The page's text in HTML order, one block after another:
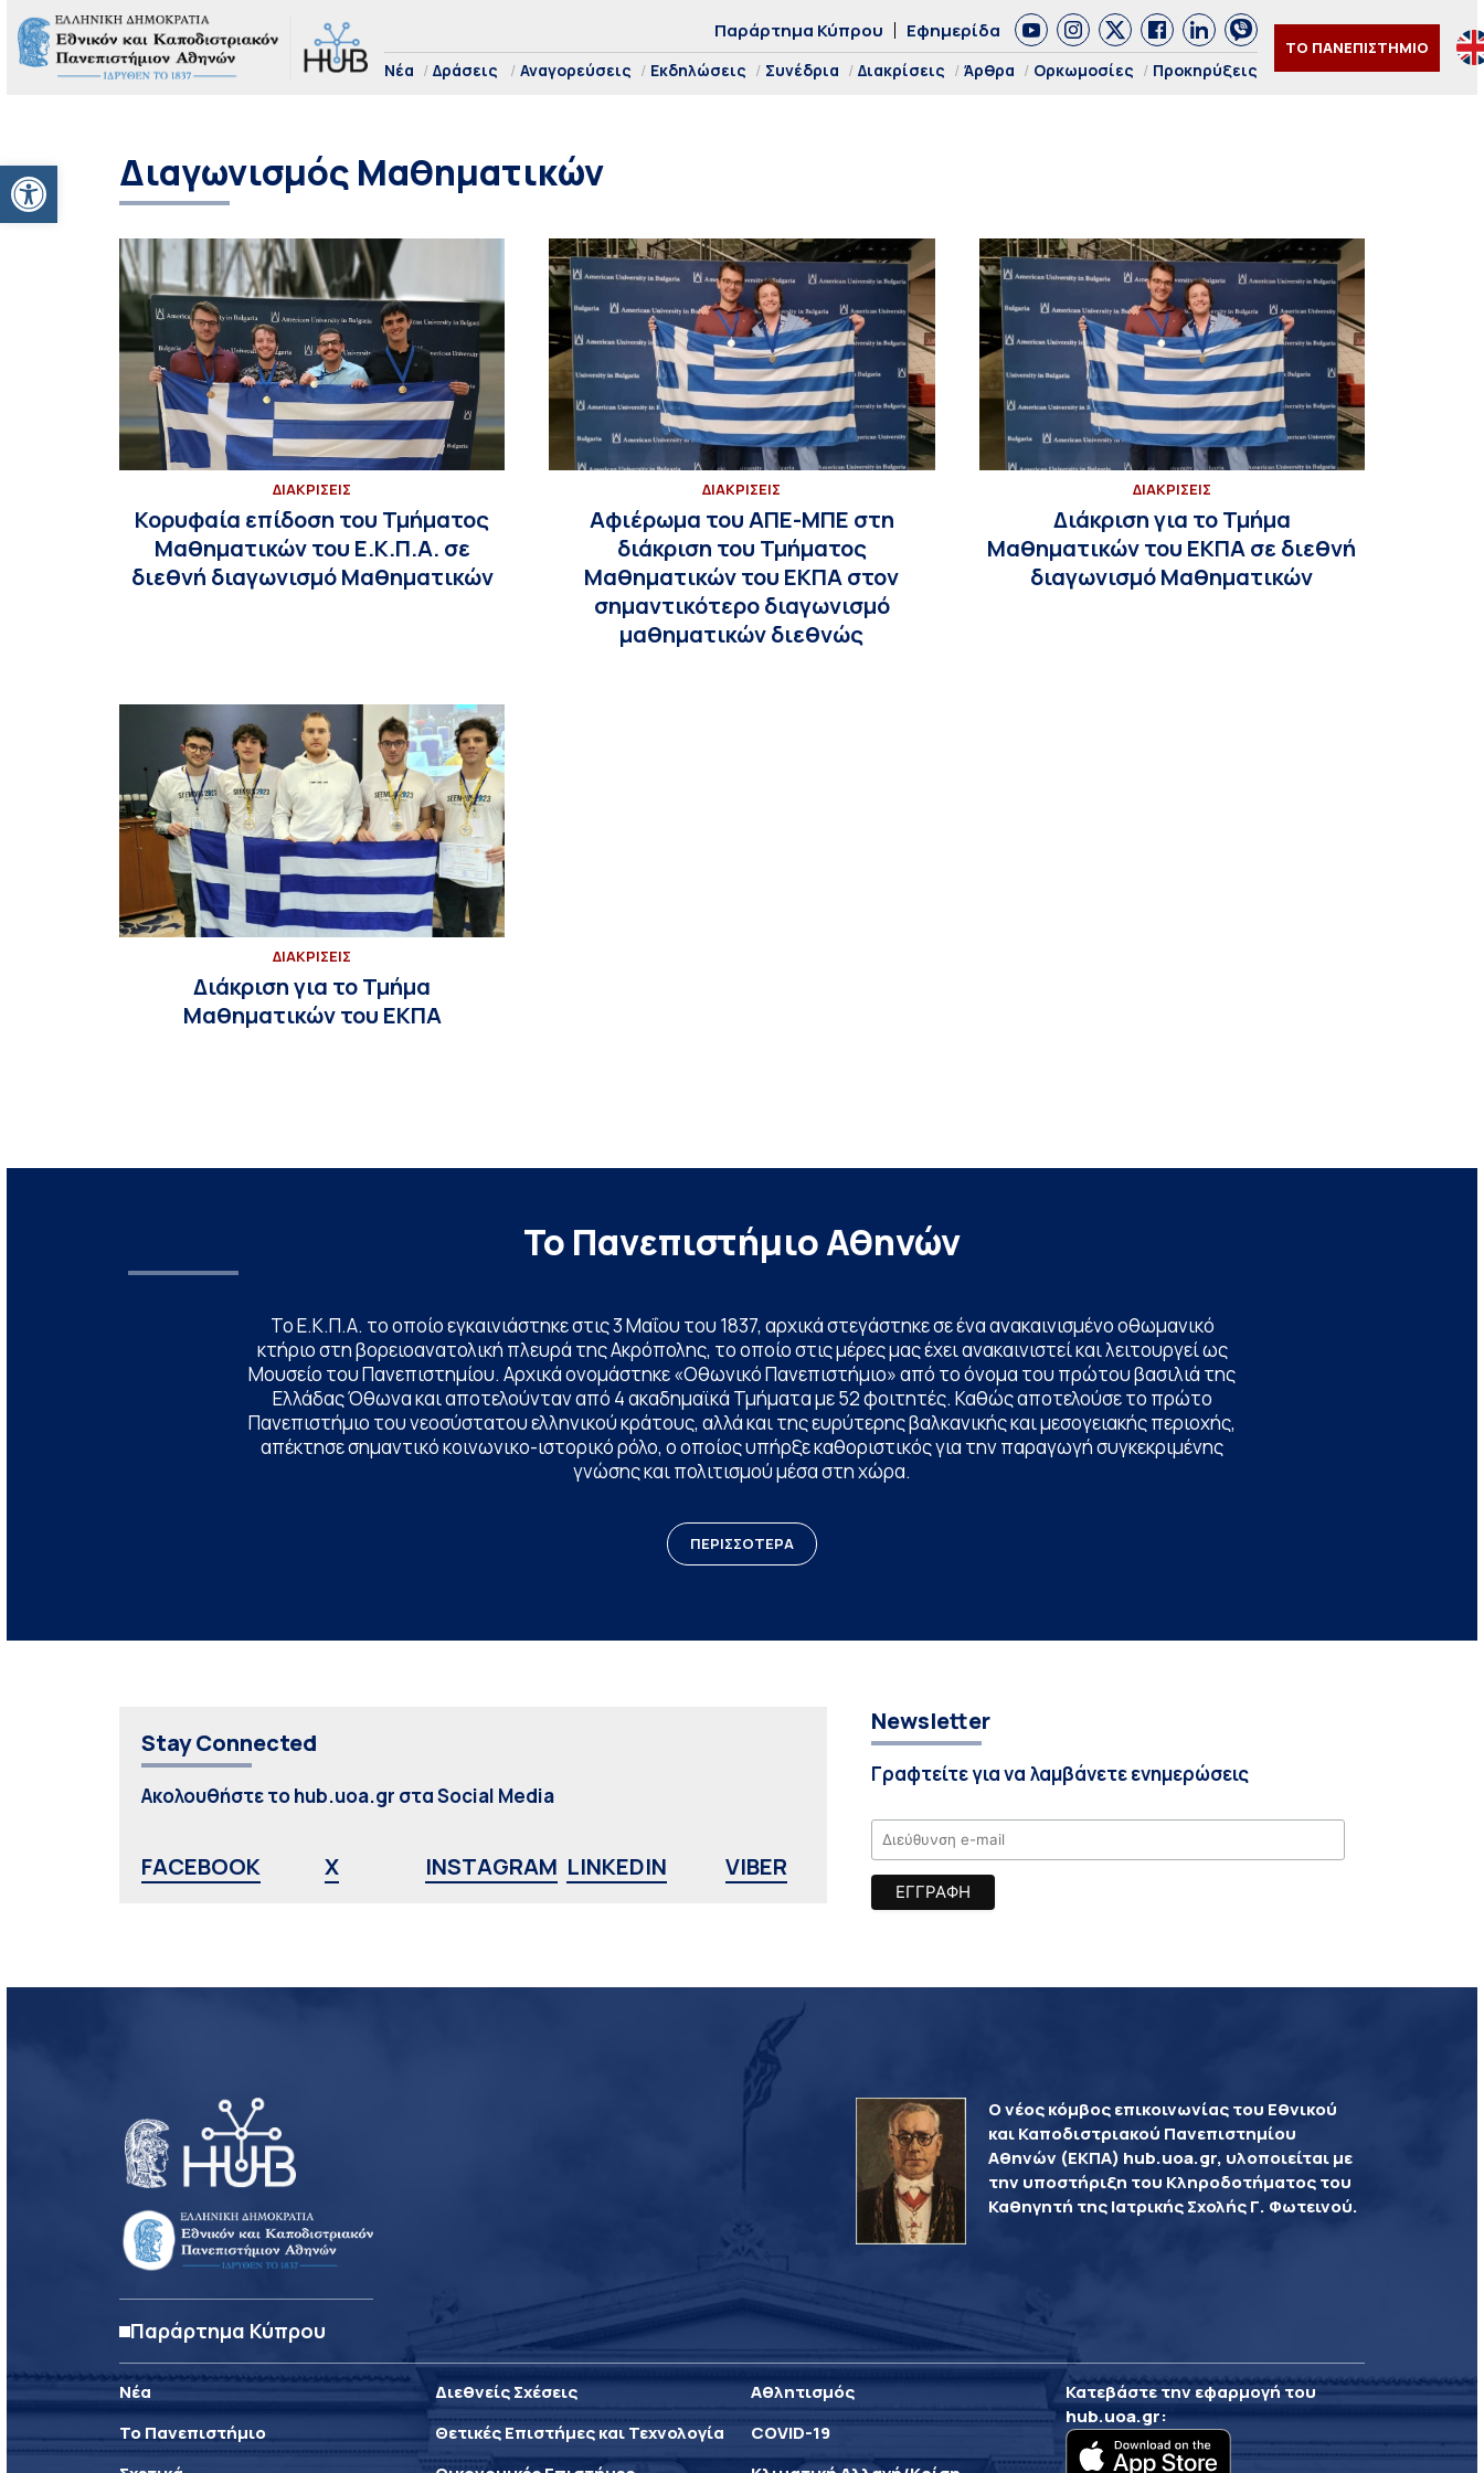
Ανοίξτε τη γραμμή εργαλείων
Παράρτημα Κύπρου Εφημερίδα
Νέα Δράσεις Αναγορεύσεις Εκδηλώσεις Συνέδρια Διακρίσεις Άρθρα Ορκωμοσίες Προκηρύξεις
ΤΟ ΠΑΝΕΠΙΣΤΗΜΙΟ
Διαγωνισμός Μαθηματικών
ΔΙΑΚΡΙΣΕΙΣ
Κορυφαία επίδοση του Τμήματος
Μαθηματικών του Ε.Κ.Π.Α. σε
διεθνή διαγωνισμό Μαθηματικών
ΔΙΑΚΡΙΣΕΙΣ
Αφιέρωμα του ΑΠΕ-ΜΠΕ στη
διάκριση του Τμήματος
Μαθηματικών του ΕΚΠΑ στον
σημαντικότερο διαγωνισμό
μαθηματικών διεθνώς
ΔΙΑΚΡΙΣΕΙΣ
Διάκριση για το Τμήμα
Μαθηματικών του ΕΚΠΑ σε διεθνή
διαγωνισμό Μαθηματικών
ΔΙΑΚΡΙΣΕΙΣ
Διάκριση για το Τμήμα
Μαθηματικών του ΕΚΠΑ
Το Πανεπιστήμιο Αθηνών
Το Ε.Κ.Π.Α. το οποίο εγκαινιάστηκε στις 3 Μαΐου του 1837, αρχικά στεγάστηκε σε ένα ανακαινισμένο οθωμανικό
κτήριο στη βορειοανατολική πλευρά της Ακρόπολης, το οποίο στις μέρες μας έχει ανακαινιστεί και λειτουργεί ως
Μουσείο του Πανεπιστημίου. Αρχικά ονομάστηκε «Οθωνικό Πανεπιστήμιο» από το όνομα του πρώτου βασιλιά της
Ελλάδας Όθωνα και αποτελούνταν από 4 ακαδημαϊκά Τμήματα με 52 φοιτητές. Καθώς αποτελούσε το πρώτο
Πανεπιστήμιο του νεοσύστατου ελληνικού κράτους, αλλά και της ευρύτερης βαλκανικής και μεσογειακής περιοχής,
απέκτησε σημαντικό κοινωνικο-ιστορικό ρόλο, ο οποίος υπήρξε καθοριστικός για την παραγωγή συγκεκριμένης
γνώσης και πολιτισμού μέσα στη χώρα.
ΠΕΡΙΣΣΟΤΕΡΑ
Stay Connected
Ακολουθήστε το hub.uoa.gr στα Social Media
FACEBOOK X INSTAGRAM LINKEDIN VIBER
Newsletter
Γραφτείτε για να λαμβάνετε ενημερώσεις
Παράρτημα Κύπρου
Ο νέος κόμβος επικοινωνίας του Εθνικού
και Καποδιστριακού Πανεπιστημίου
Αθηνών (ΕΚΠΑ) hub.uoa.gr, υλοποιείται με
την υποστήριξη του Κληροδοτήματος του
Καθηγητή της Ιατρικής Σχολής Γ. Φωτεινού.
Νέα
Το Πανεπιστήμιο
Διεθνείς Σχέσεις
Θετικές Επιστήμες και Τεχνολογία
Αθλητισμός
COVID-19
Κατεβάστε την εφαρμογή του
hub.uoa.gr: